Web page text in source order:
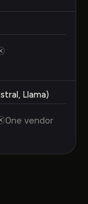
Llama)
One vendor